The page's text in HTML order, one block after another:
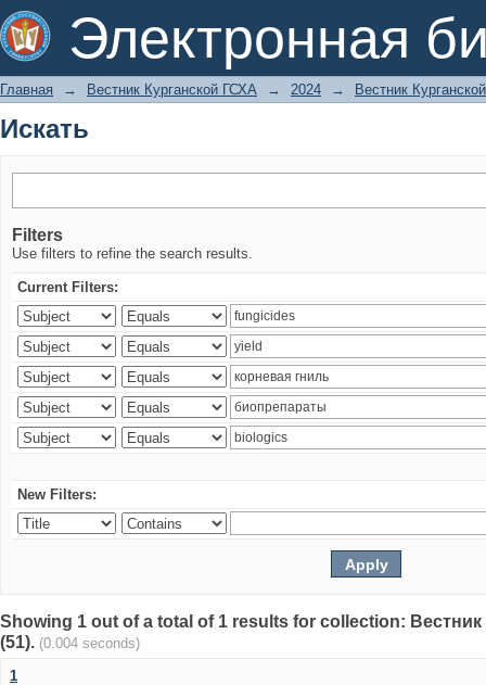
Электронная
Искать
Главная → Вестник Курганской ГСХА → 2024 → Вестник
Искать
Filters
Use filters to refine the search results.
Current Filters:
New Filters:
Showing 1 out of a total of 1 results for collection:
(51). (0.004 seconds)
1